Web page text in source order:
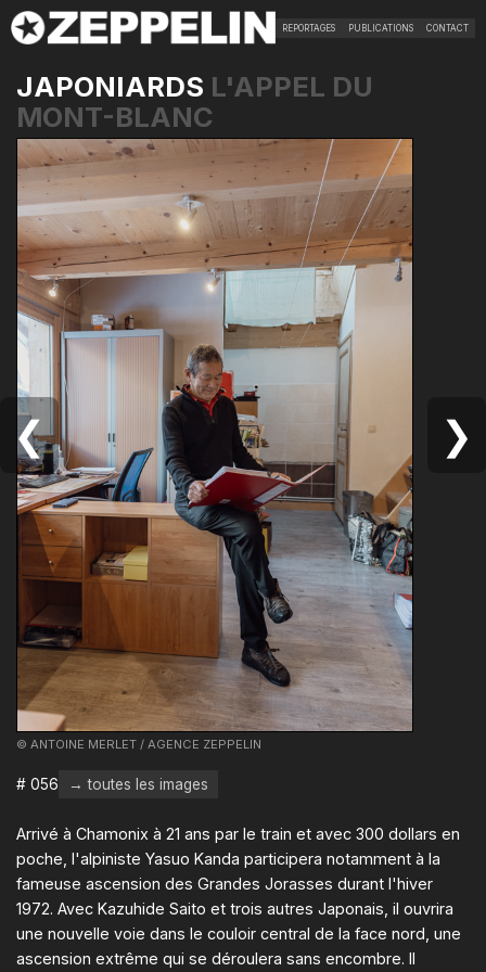
REPORTAGES PUBLICATIONS CONTACT
JAPONIARDS L'APPEL DU
MONT-BLANC
❮ ❯
Arrivé à Chamonix à 21 ans par le train et avec 300 dollars en
poche, l'alpiniste Yasuo Kanda participera notamment à la
fameuse ascension des Grandes Jorasses durant l'hiver
1972. Avec Kazuhide Saito et trois autres Japonais, il ouvrira
une nouvelle voie dans le couloir central de la face nord, une
ascension extrême qui se déroulera sans encombre. Il
© ANTOINE MERLET / AGENCE ZEPPELIN
# 056 → toutes les images